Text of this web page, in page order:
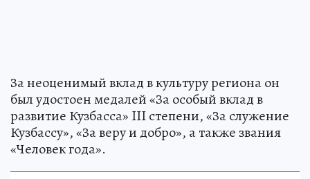
За неоценимый вклад в культуру региона он
был удостоен медалей «За особый вклад в
развитие Кузбасса» III степени, «За служение
Кузбассу», «За веру и добро», а также звания
«Человек года».